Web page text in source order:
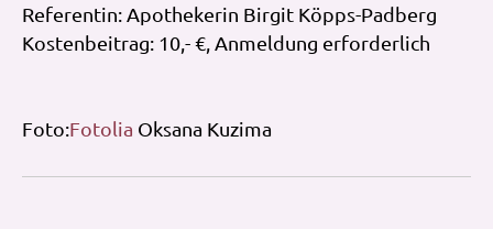
Referentin: Apothekerin Birgit Köpps-Padberg
Kostenbeitrag: 10,- €, Anmeldung erforderlich
Foto:Fotolia Oksana Kuzima